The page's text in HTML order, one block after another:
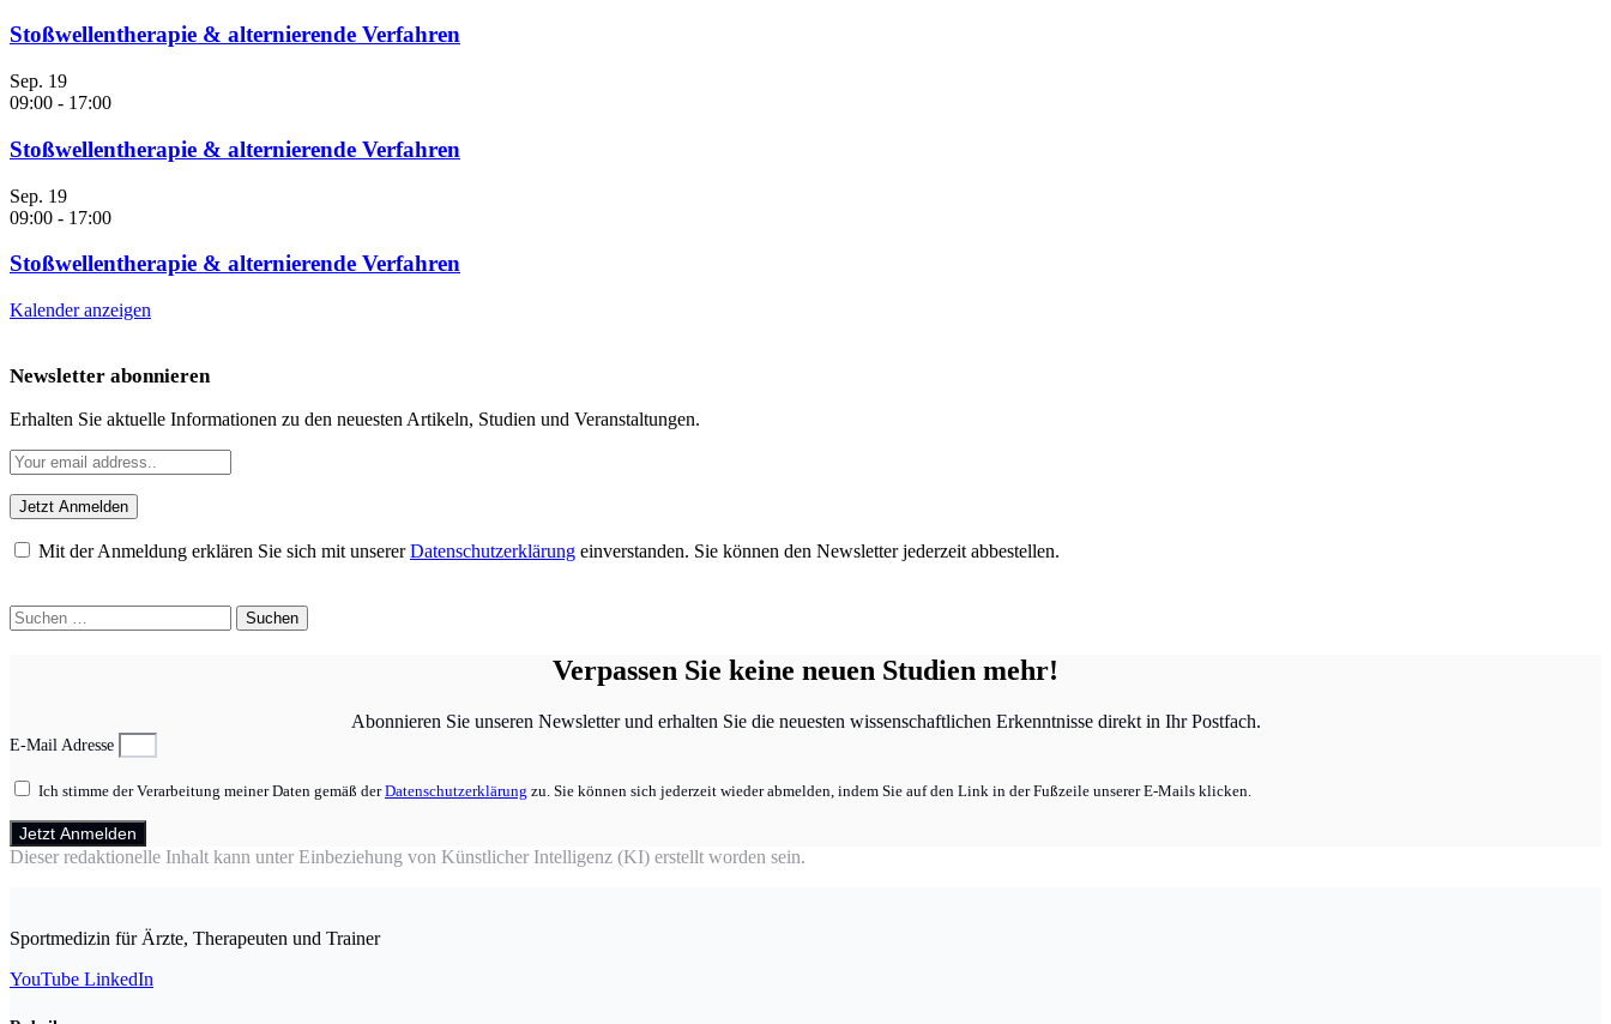
Stoßwellentherapie & alternierende Verfahren
Sep. 19
09:00 - 17:00
Stoßwellentherapie & alternierende Verfahren
Sep. 19
09:00 - 17:00
Stoßwellentherapie & alternierende Verfahren
Kalender anzeigen
Newsletter abonnieren
Erhalten Sie aktuelle Informationen zu den neuesten Artikeln, Studien und Veranstaltungen.
Mit der Anmeldung erklären Sie sich mit unsererDatenschutzerklärung einverstanden. Sie können den Newsletter jederzeit abbestellen.
Suchen
nach:
Verpassen Sie keine neuen Studien mehr!
Abonnieren Sie unseren Newsletter und erhalten Sie die neuesten wissenschaftlichen Erkenntnisse direkt in Ihr Postfach.
E-Mail Adresse
Ich stimme der Verarbeitung meiner Daten gemäß derDatenschutzerklärung zu. Sie können sich jederzeit wieder abmelden, indem Sie auf den Link in der Fußzeile unserer E-Mails klicken.
Jetzt Anmelden
Dieser redaktionelle Inhalt kann unter Einbeziehung von Künstlicher Intelligenz (KI) erstellt worden sein.
Sportmedizin für Ärzte, Therapeuten und Trainer
YouTube LinkedIn